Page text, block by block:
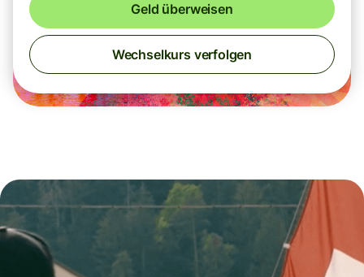
Geld überweisen
Wechselkurs verfolgen